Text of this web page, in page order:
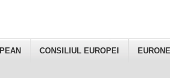
CONSILIUL EUROPEI